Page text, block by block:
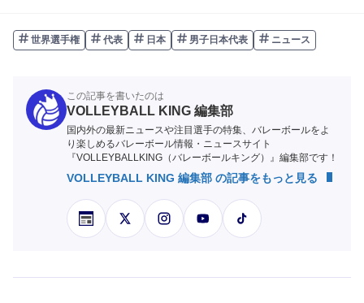
世界選手権 代表 日本 男子日本代表 ニュース
この記事を書いたのは
VOLLEYBALL KING 編集部
国内外の最新ニュースや注目選手の特集、バレーボールをよ
り楽しめるバレーボール情報・ニュースサイト
『VOLLEYBALLKING（バレーボールキング）』編集部です！
VOLLEYBALL KING 編集部 の記事をもっと見る